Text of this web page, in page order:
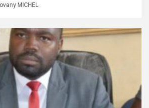
MICHEL